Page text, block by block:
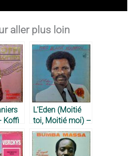
aller plus loin
Koffi
L’Eden (Moitié
toi, Moitié moi) –
Théo Blaise
Kounkou, 1982